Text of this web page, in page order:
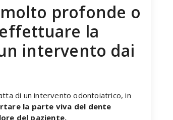
profonde o
la
intervento dai
di un intervento odontoiatrico, in
la parte viva del dente
del paziente.